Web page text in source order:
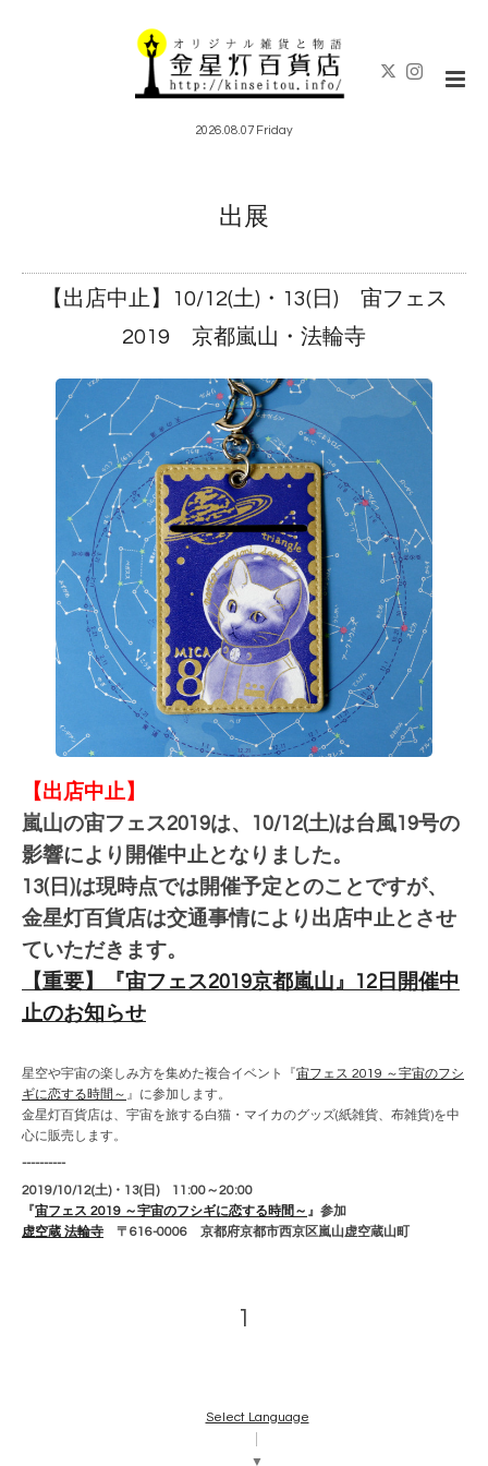
2026.08.07 Friday
出展
【出店中止】10/12(土)・13(日) 宙フェス
2019 京都嵐山・法輪寺
【出店中止】
嵐山の宙フェス2019は、10/12(土)は台風19号の
影響により開催中止となりました。
13(日)は現時点では開催予定とのことですが、
金星灯百貨店は交通事情により出店中止とさせ
ていただきます。
【重要】『宙フェス2019京都嵐山』12日開催中
止のお知らせ
星空や宇宙の楽しみ方を集めた複合イベント『宙フェス 2019 ～宇宙のフシ
ギに恋する時間～ 』に参加します。
金星灯百貨店は、宇宙を旅する白猫・マイカのグッズ(紙雑貨、布雑貨)を中
心に販売します。
----------
2019/10/12(土)・13(日) 11:00～20:00
『宙フェス 2019 ～宇宙のフシギに恋する時間～ 』参加
虚空蔵 法輪寺 〒616-0006 京都府京都市西京区嵐山虚空蔵山町
1
Select Language
▼